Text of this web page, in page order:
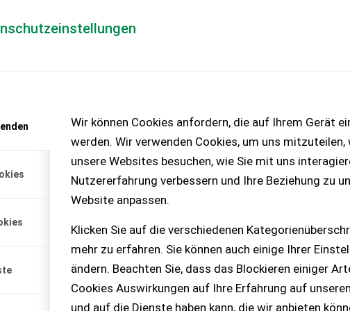
Wir können Cookies anfordern, die auf Ihrem Gerät
werden. Wir verwenden Cookies, um uns mitzuteilen,
unsere Websites besuchen, wie Sie mit uns
Nutzererfahrung verbessern und Ihre Beziehung zu
Website anpassen.
Klicken Sie auf die verschiedenen
mehr zu erfahren. Sie können auch einige Ihrer
ändern. Beachten Sie, dass das Blockieren einiger
Cookies Auswirkungen auf Ihre Erfahrung auf
und auf die Dienste haben kann, die wir anbieten
– KEINE
!!!!
6 Betriebsstunden
auf den Stützarmen ...